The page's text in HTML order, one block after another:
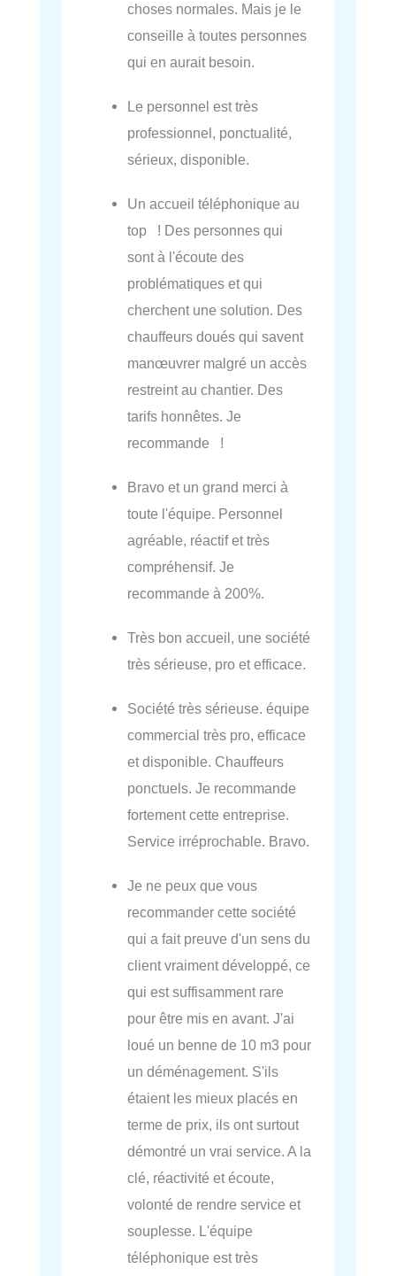
choses normales. Mais je le
conseille à toutes personnes
qui en aurait besoin.
Le personnel est très
professionnel, ponctualité,
sérieux, disponible.
Un accueil téléphonique au
top ! Des personnes qui
sont à l'écoute des
problématiques et qui
cherchent une solution. Des
chauffeurs doués qui savent
manœuvrer malgré un accès
restreint au chantier. Des
tarifs honnêtes. Je
recommande !
Bravo et un grand merci à
toute l'équipe. Personnel
agréable, réactif et très
compréhensif. Je
recommande à 200%.
Très bon accueil, une société
très sérieuse, pro et efficace.
Société très sérieuse. équipe
commercial très pro, efficace
et disponible. Chauffeurs
ponctuels. Je recommande
fortement cette entreprise.
Service irréprochable. Bravo.
Je ne peux que vous
recommander cette société
qui a fait preuve d'un sens du
client vraiment développé, ce
qui est suffisamment rare
pour être mis en avant. J'ai
loué un benne de 10 m3 pour
un déménagement. S'ils
étaient les mieux placés en
terme de prix, ils ont surtout
démontré un vrai service. A la
clé, réactivité et écoute,
volonté de rendre service et
souplesse. L'équipe
téléphonique est très